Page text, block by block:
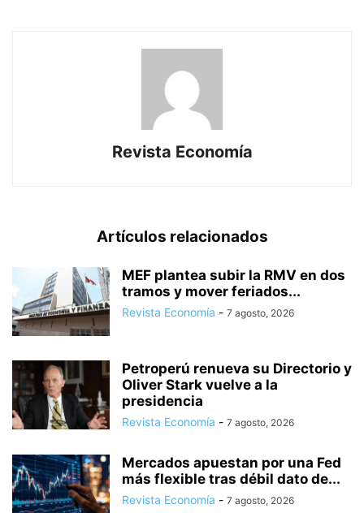
Revista Economía
Artículos relacionados
MEF plantea subir la RMV en dos
tramos y mover feriados...
Revista Economía - 7 agosto, 2026
Petroperú renueva su Directorio y
Oliver Stark vuelve a la
presidencia
Revista Economía - 7 agosto, 2026
Mercados apuestan por una Fed
más flexible tras débil dato de...
Revista Economía - 7 agosto, 2026